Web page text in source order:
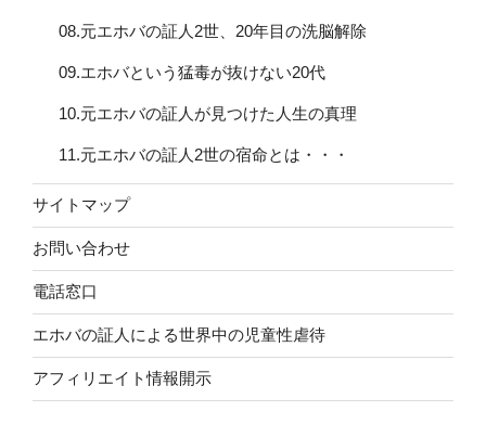
08.元エホバの証人2世、20年目の洗脳解除
09.エホバという猛毒が抜けない20代
10.元エホバの証人が見つけた人生の真理
11.元エホバの証人2世の宿命とは・・・
サイトマップ
お問い合わせ
電話窓口
エホバの証人による世界中の児童性虐待
アフィリエイト情報開示